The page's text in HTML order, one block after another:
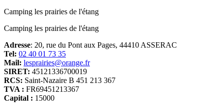
Camping les prairies de l'étang
Camping les prairies de l'étang
Adresse: 20, rue du Pont aux Pages, 44410 ASSERAC
Tel: 02 40 01 73 35
Mail: lesprairies@orange.fr
SIRET: 45121336700019
RCS: Saint-Nazaire B 451 213 367
TVA : FR69451213367
Capital : 15000